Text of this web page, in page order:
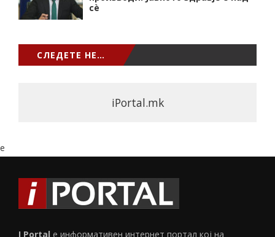
сѐ
СЛЕДЕТЕ НЕ…
iPortal.mk
e
I Portal е информативен интернет портал кој на